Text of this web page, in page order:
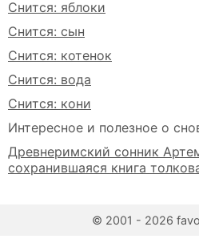
Снится: яблоки
Снится: сын
Снится: котенок
Снится: вода
Снится: кони
Интересное и полезное о
Древнеримский сонник
сохранившаяся книга
© 2001 - 2026